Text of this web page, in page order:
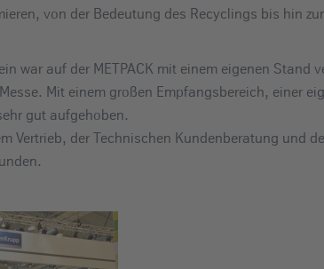
von der Bedeutung des Recyclings bis hin
war auf der METPACK mit einem eigenen Stand
Mit einem großen Empfangsbereich, einer
gut aufgehoben.
Vertrieb, der Technischen Kundenberatung und